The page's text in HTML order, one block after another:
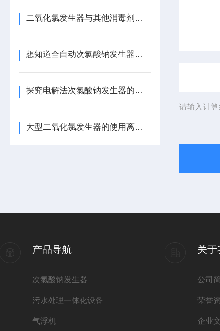
二氧化氯发生器与其他消毒剂相比的优势
想知道全自动次氯酸钠发生器的保养与维护措施吗？看这里！
探究电解法次氯酸钠发生器的不足之处
大型二氧化氯发生器的使用离不开日常的保养！
请输入计
产品导航
次氯酸钠发生器
污水处理一体化设备
气浮机
关于
公司
荣誉
企业